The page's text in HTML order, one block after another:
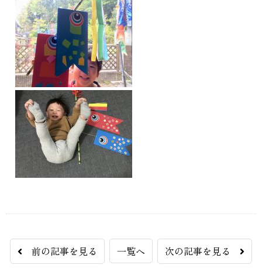
前の記事を見る 一覧へ 次の記事を見る